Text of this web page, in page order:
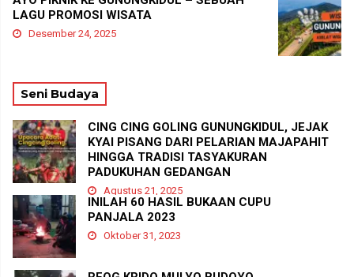
LAGU PROMOSI WISATA
Desember 24, 2025
Seni Budaya
CING CING GOLING GUNUNGKIDUL, JEJAK
KYAI PISANG DARI PELARIAN MAJAPAHIT
HINGGA TRADISI TASYAKURAN
PADUKUHAN GEDANGAN
Agustus 21, 2025
INILAH 60 HASIL BUKAAN CUPU
PANJALA 2023
Oktober 31, 2023